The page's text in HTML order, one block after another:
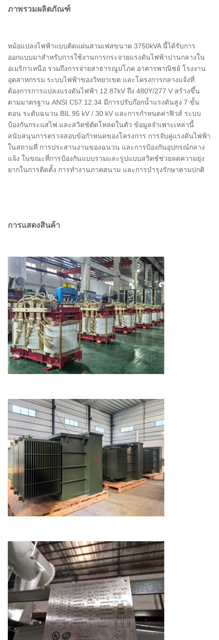
ภาพรวมผลิตภัณฑ์
หม้อแปลงไฟฟ้าแบบติดแผ่นสามเฟสขนาด 3750kVA นี้ได้รับการ
ออกแบบมาสำหรับการใช้งานการกระจายแรงดันไฟฟ้าปานกลางใน
อเมริกาเหนือ รวมถึงการจ่ายสาธารณูปโภค อาคารพาณิชย์ โรงงาน
อุตสาหกรรม ระบบไฟฟ้าของวิทยาเขต และโครงการกลางแจ้งที่
ต้องการการแปลงแรงดันไฟฟ้า 12.87kV ถึง 480Y/277 V สร้างขึ้น
ตามมาตรฐาน ANSI C57.12.34 มีการปรับก๊อกน้ำแรงดันสูง 7 ขั้น
ตอน ระดับฉนวน BIL 95 kV / 30 kV และการกำหนดค่าฟิวส์ ระบบ
ป้องกันกระแสไฟ และสวิตช์ตัดโหลดในตัว ข้อมูลจำเพาะเหล่านี้
สนับสนุนการตรวจสอบข้อกำหนดของโครงการ การจับคู่แรงดันไฟฟ้า
ในสถานที่ การประสานงานของฉนวน และการป้องกันอุปกรณ์กลาง
แจ้ง ในขณะที่การป้องกันแบบรวมและรูปแบบสวิตช์ช่วยลดความยุ่ง
ยากในการติดตั้ง การทำงานภาคสนาม และการบำรุงรักษาตามปกติ
การแสดงสินค้า